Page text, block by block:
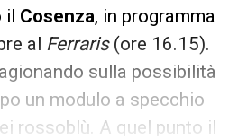
il Cosenza, in programma
al Ferraris(ore 16.15).
sulla possibilità
un modulo a specchio
rossoblù. A quel punto il